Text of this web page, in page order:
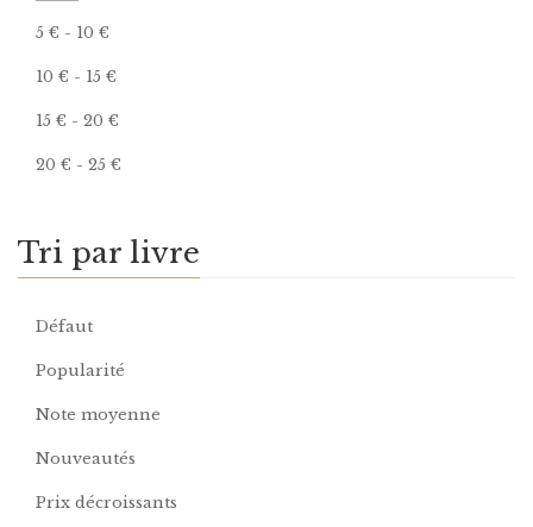
5 € - 10 €
10 € - 15 €
15 € - 20 €
20 € - 25 €
Tri par livre
Défaut
Popularité
Note moyenne
Nouveautés
Prix décroissants